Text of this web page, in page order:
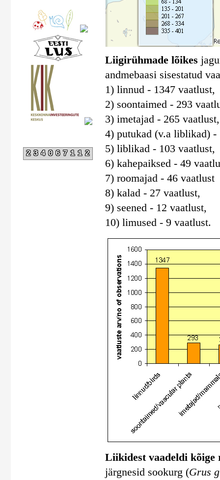
234067112
Liigirühmade lõikes
andmebaasi sisestatud
1) linnud - 1347 vaatlust,
2) soontaimed - 293
3) imetajad - 265 vaatlust,
4) putukad (v.a liblikad) -
5) liblikad - 103 vaatlust,
6) kahepaiksed - 49
7) roomajad - 46 vaatlust
8) kalad - 27 vaatlust,
9) seened - 12 vaatlust,
10) limused - 9 vaatlust.
Liikidest vaadeldi kõige
järgnesid sookurg (Grus